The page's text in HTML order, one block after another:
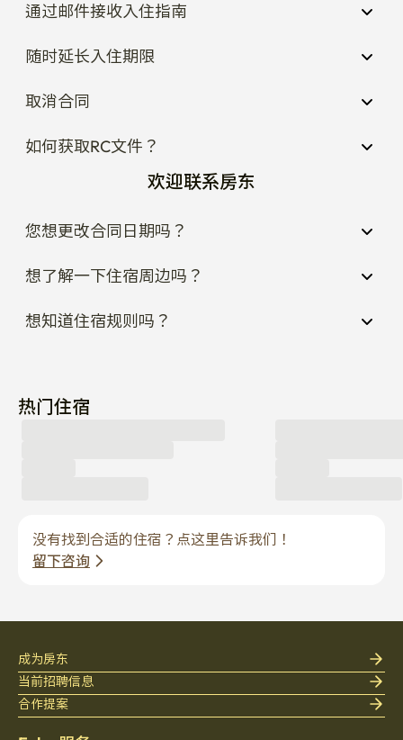
通过邮件接收入住指南
随时延长入住期限
取消合同
如何获取RC文件？
欢迎联系房东
您想更改合同日期吗？
想了解一下住宿周边吗？
想知道住宿规则吗？
热门住宿
没有找到合适的住宿？点这里告诉我们！
留下咨询
成为房东
当前招聘信息
合作提案